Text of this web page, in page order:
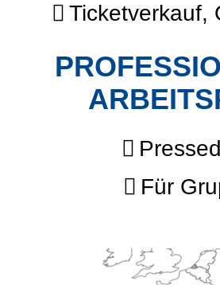
Ticketverkauf,
Für